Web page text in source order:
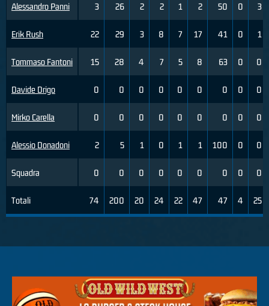
Alessandro Panni
Erik Rush
Tommaso Fantoni
Davide Drigo
Mirko Carella
Alessio Donadoni
Squadra
Totali
3 26 2 2 1 2 50 0 3
22 29 3 8 7 17 41 0 1
15 28 4 7 5 8 63 0 0
0 0 0 0 0 0 0 0 0
0 0 0 0 0 0 0 0 0
2 5 1 0 1 1 100 0 0
0 0 0 0 0 0 0 0 0
74 200 20 24 22 47 47 4 25